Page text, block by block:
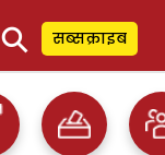
⚲ सब्सक्राइब